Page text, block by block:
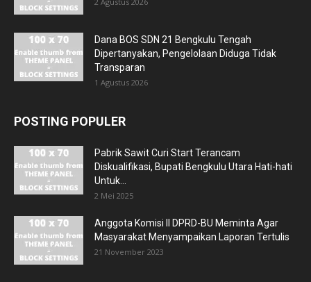
Dana BOS SDN 21 Bengkulu Tengah
Dipertanyakan, Pengelolaan Diduga Tidak
Transparan
1 Agustus 2026
POSTING POPULER
Pabrik Sawit Curi Start Terancam
Diskualifikasi, Bupati Bengkulu Utara Hati-hati
Untuk...
2 Mei 2025
Anggota Komisi II DPRD-BU Meminta Agar
Masyarakat Menyampaikan Laporan Tertulis
21 November 2023